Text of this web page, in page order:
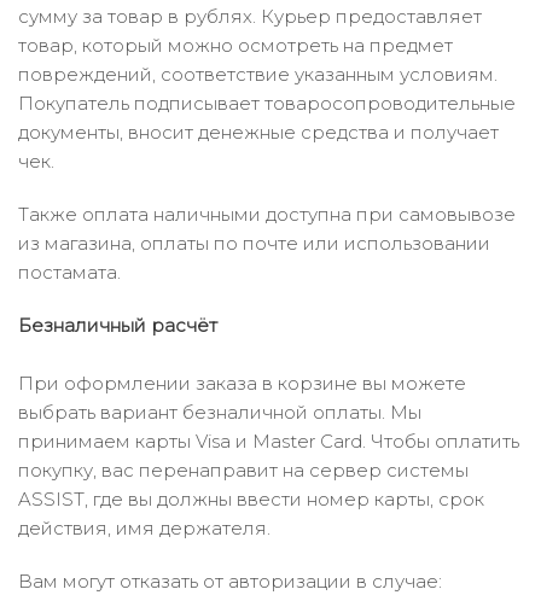
сумму за товар в рублях. Курьер предоставляет
товар, который можно осмотреть на предмет
повреждений, соответствие указанным условиям.
Покупатель подписывает товаросопроводительные
документы, вносит денежные средства и получает
чек.
Также оплата наличными доступна при самовывозе
из магазина, оплаты по почте или использовании
постамата.
Безналичный расчёт
При оформлении заказа в корзине вы можете
выбрать вариант безналичной оплаты. Мы
принимаем карты Visa и Master Card. Чтобы оплатить
покупку, вас перенаправит на сервер системы
ASSIST, где вы должны ввести номер карты, срок
действия, имя держателя.
Вам могут отказать от авторизации в случае: